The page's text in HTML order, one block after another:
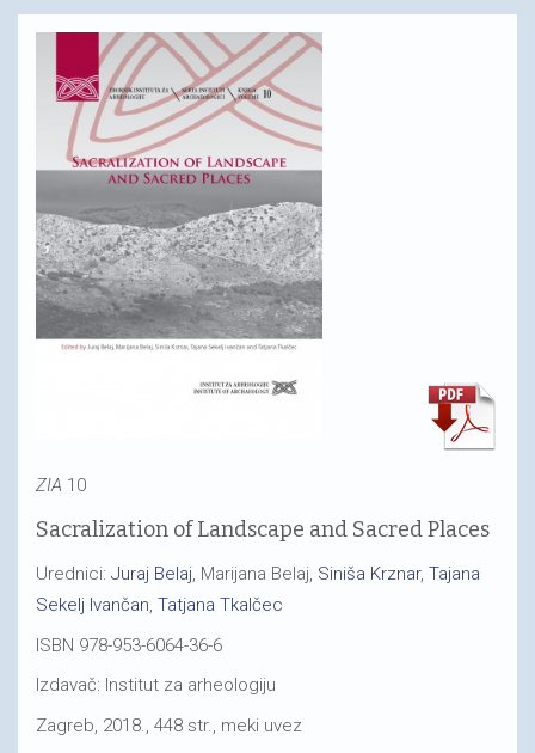
ZIA 10
Sacralization of Landscape and Sacred Places
Urednici: Juraj Belaj, Marijana Belaj, Siniša Krznar, Tajana
Sekelj Ivančan, Tatjana Tkalčec
ISBN 978-953-6064-36-6
Izdavač: Institut za arheologiju
Zagreb, 2018., 448 str., meki uvez